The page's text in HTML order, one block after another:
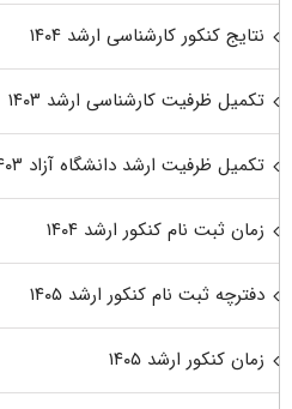
نتایج کنکور کارشناسی ارشد ۱۴۰۴
تکمیل ظرفیت کارشناسی ارشد ۱۴۰۳
تکمیل ظرفیت ارشد دانشگاه آزاد ۱۴۰۳
زمان ثبت نام کنکور ارشد ۱۴۰۴
دفترچه ثبت نام کنکور ارشد ۱۴۰۵
زمان کنکور ارشد ۱۴۰۵